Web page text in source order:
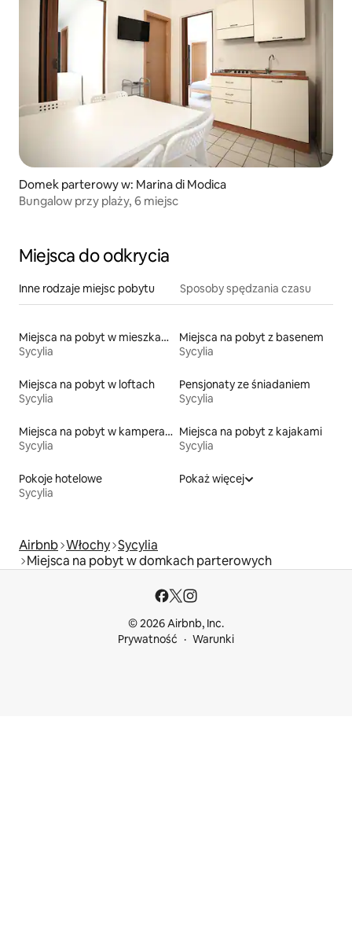
Domek parterowy w: Marina di Modica
Bungalow przy plaży, 6 miejsc
Miejsca do odkrycia
Inne rodzaje miejsc pobytu Sposoby spędzania czasu
Miejsca na pobyt w mieszkaniach typu condo
Sycylia
Miejsca na pobyt z basenem
Sycylia
Miejsca na pobyt w loftach
Sycylia
Pensjonaty ze śniadaniem
Sycylia
Miejsca na pobyt w kamperach
Sycylia
Miejsca na pobyt z kajakami
Sycylia
Pokoje hotelowe
Sycylia
Pokaż więcej
Airbnb Włochy Sycylia
Miejsca na pobyt w domkach parterowych
© 2026 Airbnb, Inc.
Prywatność
Warunki